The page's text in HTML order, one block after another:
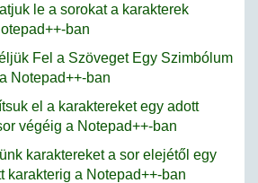
le a sorokat a karakterek
ban
Fel a Szöveget Egy Szimbólum
Notepad++-ban
el a karaktereket egy adott
végéig a Notepad++-ban
karaktereket a sor elejétől egy
karakterig a Notepad++-ban